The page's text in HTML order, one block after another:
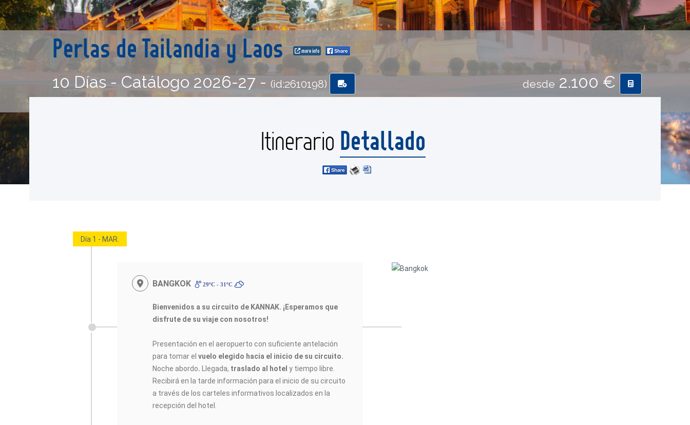
Perlas de Tailandia y Laos more info
10 Días - Catálogo 2026-27 - (id:2610198) desde 2.100 €
Itinerario Detallado
Día 1 - MAR.
BANGKOK 29ºC - 31ºC
Bienvenidos a su circuito de KANNAK. ¡Esperamos que
disfrute de su viaje con nosotros!
Presentación en el aeropuerto con suficiente antelación
para tomar elvuelo elegido hacia el inicio de su circuito.
Noche abordo. Llegada, traslado al hotely tiempo libre.
Recibirá en la tarde información para el inicio de su circuito
a través de los carteles informativos localizados en la
recepción del hotel.